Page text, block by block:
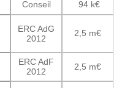
Conseil 94 k€
ERC AdG
2012
2,5 m€
ERC AdF
2012
2,5 m€